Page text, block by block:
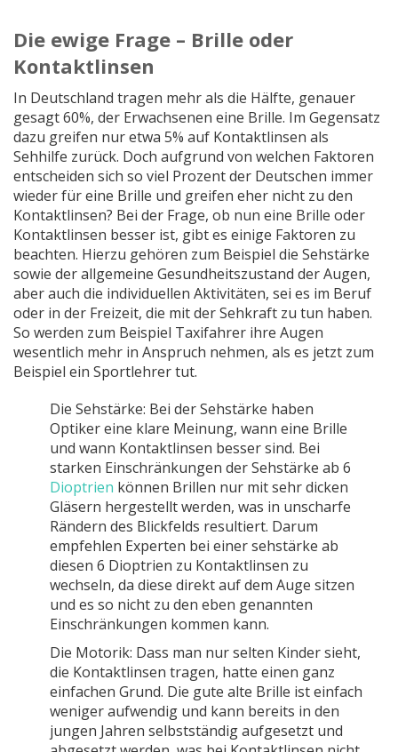
Die ewige Frage – Brille oder
Kontaktlinsen
In Deutschland tragen mehr als die Hälfte, genauer
gesagt 60%, der Erwachsenen eine Brille. Im Gegensatz
dazu greifen nur etwa 5% auf Kontaktlinsen als
Sehhilfe zurück. Doch aufgrund von welchen Faktoren
entscheiden sich so viel Prozent der Deutschen immer
wieder für eine Brille und greifen eher nicht zu den
Kontaktlinsen? Bei der Frage, ob nun eine Brille oder
Kontaktlinsen besser ist, gibt es einige Faktoren zu
beachten. Hierzu gehören zum Beispiel die Sehstärke
sowie der allgemeine Gesundheitszustand der Augen,
aber auch die individuellen Aktivitäten, sei es im Beruf
oder in der Freizeit, die mit der Sehkraft zu tun haben.
So werden zum Beispiel Taxifahrer ihre Augen
wesentlich mehr in Anspruch nehmen, als es jetzt zum
Beispiel ein Sportlehrer tut.
Die Sehstärke: Bei der Sehstärke haben
Optiker eine klare Meinung, wann eine Brille
und wann Kontaktlinsen besser sind. Bei
starken Einschränkungen der Sehstärke ab 6
Dioptrien können Brillen nur mit sehr dicken
Gläsern hergestellt werden, was in unscharfe
Rändern des Blickfelds resultiert. Darum
empfehlen Experten bei einer sehstärke ab
diesen 6 Dioptrien zu Kontaktlinsen zu
wechseln, da diese direkt auf dem Auge sitzen
und es so nicht zu den eben genannten
Einschränkungen kommen kann.
Die Motorik: Dass man nur selten Kinder sieht,
die Kontaktlinsen tragen, hatte einen ganz
einfachen Grund. Die gute alte Brille ist einfach
weniger aufwendig und kann bereits in den
jungen Jahren selbstständig aufgesetzt und